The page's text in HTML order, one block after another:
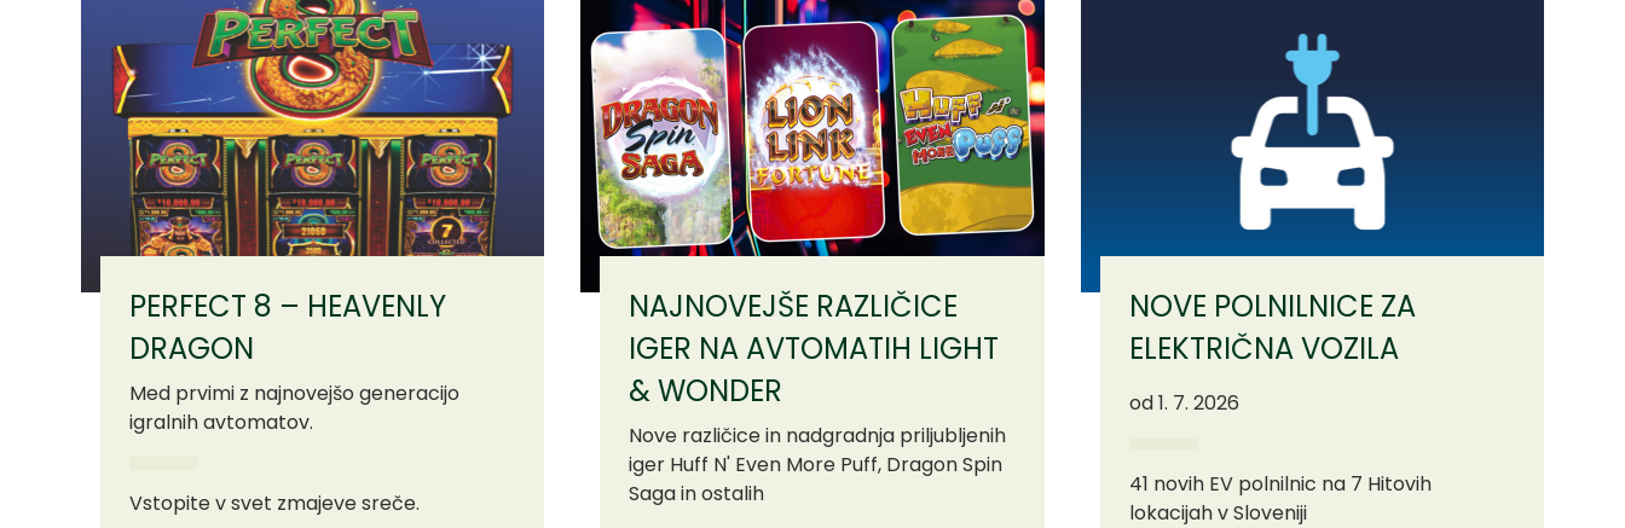
PERFECT 8 – HEAVENLY
DRAGON
Med prvimi z najnovejšo generacijo
igralnih avtomatov.
Vstopite v svet zmajeve sreče.
NAJNOVEJŠE RAZLIČICE
IGER NA AVTOMATIH LIGHT
& WONDER
Nove različice in nadgradnja priljubljenih
iger Huff N' Even More Puff, Dragon Spin
Saga in ostalih
NOVE POLNILNICE ZA
ELEKTRIČNA VOZILA
od 1. 7. 2026
41 novih EV polnilnic na 7 Hitovih
lokacijah v Sloveniji